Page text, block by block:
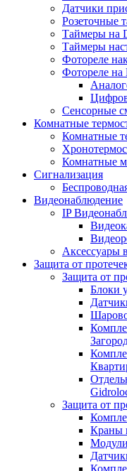
Датчики
Розеточные
Таймеры на
Таймеры
Фотореле
Фотореле на
Сенсорные
Комнатные
Комнатные
Комнатные
Сигнализация
Видеонаблюдение
IP
Аксессуары
Защита от
Защита от
Блоки
Защита от
Краны